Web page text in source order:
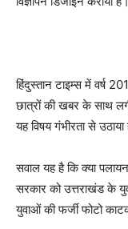
हिंदुस्तान टाइम्स में वर्ष
छात्रों की खबर के साथ
यह विषय गंभीरता से उठाया
सवाल यह है कि क्या
सरकार को उत्तराखंड के
युवाओं की फर्जी फोटो